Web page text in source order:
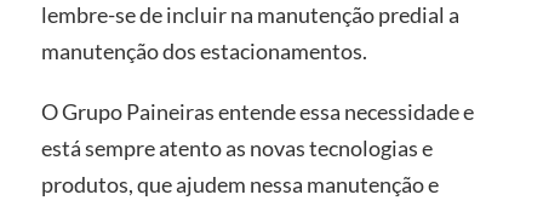
lembre-se de incluir na manutenção predial a
manutenção dos estacionamentos.
O Grupo Paineiras entende essa necessidade e
está sempre atento as novas tecnologias e
produtos, que ajudem nessa manutenção e